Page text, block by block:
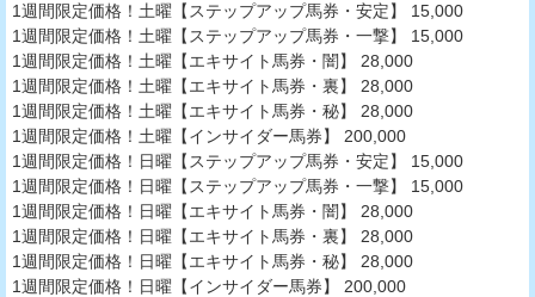
1週間限定価格！土曜【ステップアップ馬券・安定】 15,000
1週間限定価格！土曜【ステップアップ馬券・一撃】 15,000
1週間限定価格！土曜【エキサイト馬券・闇】 28,000
1週間限定価格！土曜【エキサイト馬券・裏】 28,000
1週間限定価格！土曜【エキサイト馬券・秘】 28,000
1週間限定価格！土曜【インサイダー馬券】 200,000
1週間限定価格！日曜【ステップアップ馬券・安定】 15,000
1週間限定価格！日曜【ステップアップ馬券・一撃】 15,000
1週間限定価格！日曜【エキサイト馬券・闇】 28,000
1週間限定価格！日曜【エキサイト馬券・裏】 28,000
1週間限定価格！日曜【エキサイト馬券・秘】 28,000
1週間限定価格！日曜【インサイダー馬券】 200,000